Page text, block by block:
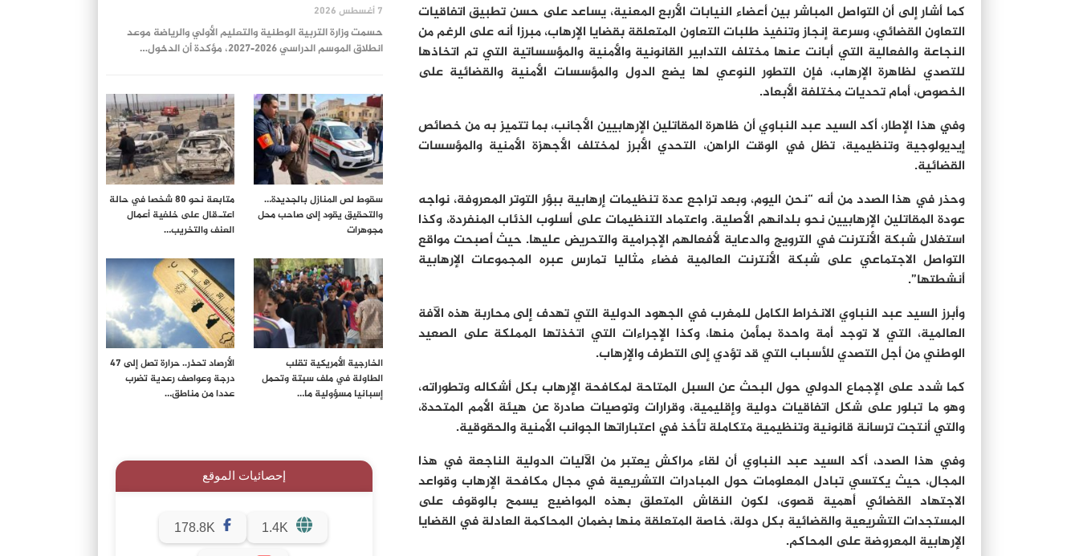
كما أشار إلى أن التواصل المباشر بين أعضاء النيابات الأربع المعنية، يساعد على حسن تطبيق اتفاقيات
التعاون القضائي، وسرعة إنجاز وتنفيذ طلبات التعاون المتعلقة بقضايا الإرهاب، مبرزا أنه على الرغم من
النجاعة والفعالية التي أبانت عنها مختلف التدابير القانونية والأمنية والمؤسساتية التي تم اتخاذها
للتصدي لظاهرة الإرهاب، فإن التطور النوعي لها يضع الدول والمؤسسات الأمنية والقضائية على
الخصوص، أمام تحديات مختلفة الأبعاد.
وفي هذا الإطار، أكد السيد عبد النباوي أن ظاهرة المقاتلين الإرهابيين الأجانب، بما تتميز به من خصائص
إيديولوجية وتنظيمية، تظل في الوقت الراهن، التحدي الأبرز لمختلف الأجهزة الأمنية والمؤسسات
القضائية.
وحذر في هذا الصدد من أنه “نحن اليوم، وبعد تراجع عدة تنظيمات إرهابية ببؤر التوتر المعروفة، نواجه
عودة المقاتلين الإرهابيين نحو بلدانهم الأصلية. واعتماد التنظيمات على أسلوب الذئاب المنفردة، وكذا
استغلال شبكة الأنترنت في الترويج والدعاية لأفعالهم الإجرامية والتحريض عليها. حيث أصبحت مواقع
التواصل الاجتماعي على شبكة الأنترنت العالمية فضاء مثاليا تمارس عبره المجموعات الإرهابية
أنشطتها”.
وأبرز السيد عبد النباوي الانخراط الكامل للمغرب في الجهود الدولية التي تهدف إلى محاربة هذه الآفة
العالمية، التي لا توجد أمة واحدة بمأمن منها، وكذا الإجراءات التي اتخذتها المملكة على الصعيد
الوطني من أجل التصدي للأسباب التي قد تؤدي إلى التطرف والإرهاب.
كما شدد على الإجماع الدولي حول البحث عن السبل المتاحة لمكافحة الإرهاب بكل أشكاله وتطوراته،
وهو ما تبلور على شكل اتفاقيات دولية وإقليمية، وقرارات وتوصيات صادرة عن هيئة الأمم المتحدة،
والتي أنتجت ترسانة قانونية وتنظيمية متكاملة تأخذ في اعتباراتها الجوانب الأمنية والحقوقية.
وفي هذا الصدد، أكد السيد عبد النباوي أن لقاء مراكش يعتبر من الآليات الدولية الناجعة في هذا
المجال، حيث يكتسي تبادل المعلومات حول المبادرات التشريعية في مجال مكافحة الإرهاب وقواعد
الاجتهاد القضائي أهمية قصوى، لكون النقاش المتعلق بهذه المواضيع يسمح بالوقوف على
المستجدات التشريعية والقضائية بكل دولة، خاصة المتعلقة منها بضمان المحاكمة العادلة في القضايا
الإرهابية المعروضة على المحاكم.
7 أغسطس 2026
حسمت وزارة التربية الوطنية والتعليم الأولي والرياضة موعد
انطلاق الموسم الدراسي 2026-2027، مؤكدة أن الدخول…
سقوط لص المنازل بالجديدة…
والتحقيق يقود إلى صاحب محل
مجوهرات
متابعة نحو 80 شخصا في حالة
اعتـ.قال على خلفية أعمال
العنف والتخريب…
الخارجية الأمريكية تقلب
الطاولة في ملف سبتة وتحمل
إسبانيا مسؤولية ما…
الأرصاد تحذر.. حرارة تصل إلى 47
درجة وعواصف رعدية تضرب
عددا من مناطق…
إحصائيات الموقع
1.4K
178.8K